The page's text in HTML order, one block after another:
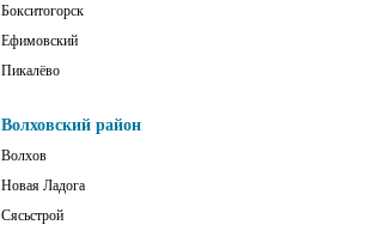
Бокситогорск
Ефимовский
Пикалёво
Волховский район
Волхов
Новая Ладога
Сясьстрой